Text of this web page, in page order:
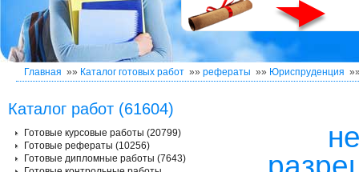
Главная »» Каталог готовых работ »» рефераты »» Юриспруденция
Каталог работ (61604)
Готовые курсовые работы (20799)
Готовые рефераты (10256)
Готовые дипломные работы (7643)